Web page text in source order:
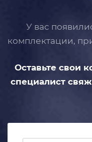
У вас
комплектации,
Оставьте свои
специалист